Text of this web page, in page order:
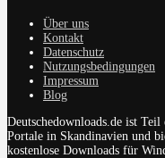
Über uns
Kontakt
Datenschutz
Nutzungsbedingungen
Impressum
Blog
Deutschedownloads.de ist
Portale in Skandinavien und
kostenlose Downloads für